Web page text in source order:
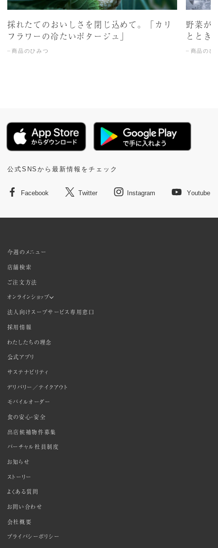
採れたてのおいしさを閉じ込めて。「カリ
フラワーの冷たいポタージュ」
商品のひみつ
野菜が
ととき
商品のひ
公式SNSから最新情報をチェック
Facebook Twitter Instagram Youtube
今週のメニュー
店舗検索
ご注文方法
オンラインショップ
法人向けスープサービス専用窓口
採用情報
わたしたちの理念
公式アプリ
サステナビリティ
デリバリー／テイクアウト
モバイルオーダー
食の安心・安全
出店候補物件募集
バーチャル社員制度
お知らせ
ストーリー
よくある質問
お問い合わせ
会社概要
プライバシーポリシー